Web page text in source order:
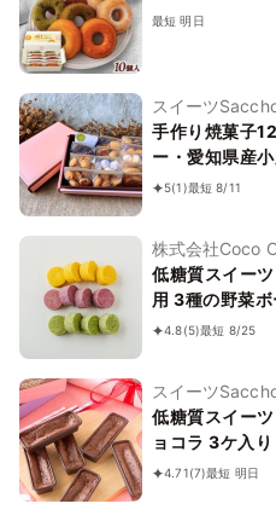
最短 明日
スイーツ
手作り焼菓子
ー・愛知県産
ーギフト
5(1)最短 8/11
株式会社Coco
低糖質スイー
用 3種の野菜
ガンスイーツ
4.8(5)最短 8/25
スイーツ
低糖質スイー
ョコラ 3ケ入り
4.71(7)最短 明日